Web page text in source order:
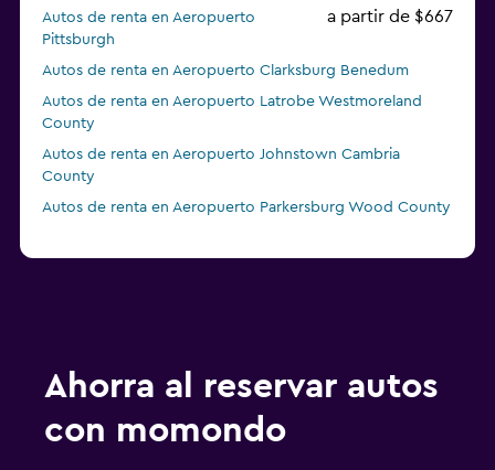
Autos de renta en Aeropuerto
Pittsburgh
a partir de $667
Autos de renta en Aeropuerto Clarksburg Benedum
Autos de renta en Aeropuerto Latrobe Westmoreland
County
Autos de renta en Aeropuerto Johnstown Cambria
County
Autos de renta en Aeropuerto Parkersburg Wood County
Ahorra al reservar autos
con momondo